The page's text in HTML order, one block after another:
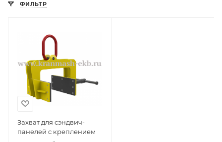
ФИЛЬТР
Захват для сэндвич-
панелей с креплением